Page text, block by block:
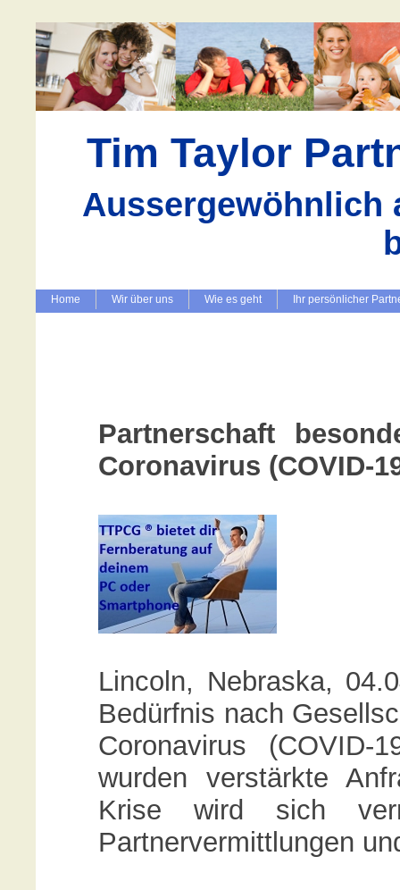
Tim Taylor
Aussergewöhnlich
Home Wir über uns Wie es geht Ihr persönlicher
Partnerschaft
Coronavirus (COVID-
Lincoln, Nebraska,
Bedürfnis nach
Coronavirus
wurden verstärkte
Krise wird sich
Partnervermittlungen